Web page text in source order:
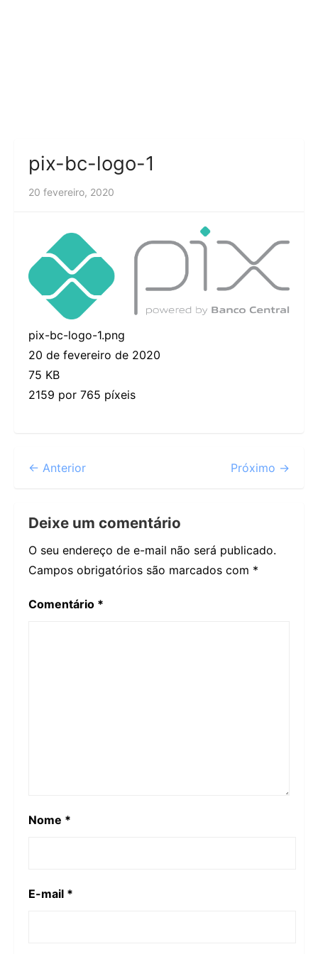
pix-bc-logo-1
20 fevereiro, 2020
pix-bc-logo-1.png
20 de fevereiro de 2020
75 KB
2159 por 765 píxeis
← Anterior Próximo →
Deixe um comentário
O seu endereço de e-mail não será publicado.
Campos obrigatórios são marcados com *
Comentário *
Nome *
E-mail *